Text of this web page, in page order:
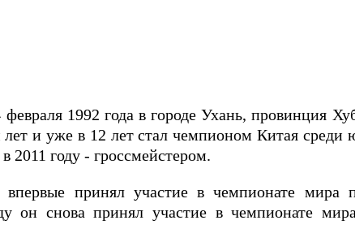
1992 года в городе Ухань, провинция
и уже в 12 лет стал чемпионом Китая среди
году - гроссмейстером.
впервые принял участие в чемпионате
он снова принял участие в чемпионате